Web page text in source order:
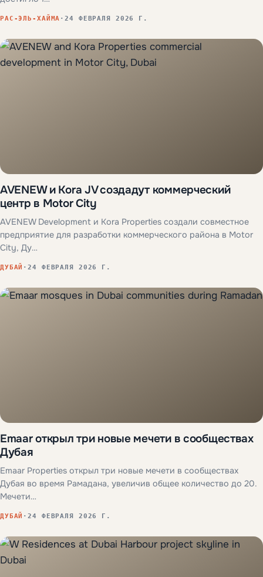
РАС-ЭЛЬ-ХАЙМА ·24 ФЕВРАЛЯ 2026 Г.
AVENEW и Kora JV создадут коммерческий
центр в Motor City
AVENEW Development и Kora Properties создали совместное
предприятие для разработки коммерческого района в Motor
City, Ду…
ДУБАЙ ·24 ФЕВРАЛЯ 2026 Г.
Emaar открыл три новые мечети в сообществах
Дубая
Emaar Properties открыл три новые мечети в сообществах
Дубая во время Рамадана, увеличив общее количество до 20.
Мечети…
ДУБАЙ ·24 ФЕВРАЛЯ 2026 Г.